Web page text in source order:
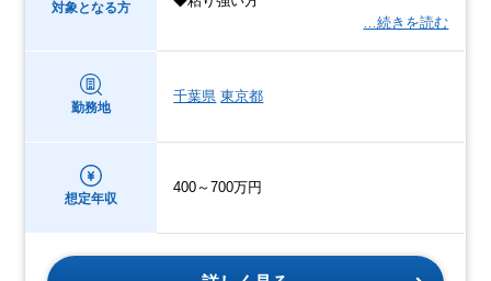
対象となる方
…続きを読む
勤務地
千葉県 東京都
想定年収
400～700万円